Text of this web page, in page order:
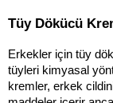
Tüy Dökücü
Erkekler için tüy
tüyleri kimyasal
kremler, erkek